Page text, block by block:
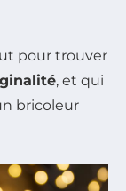
pour trouver
, et qui
bricoleur